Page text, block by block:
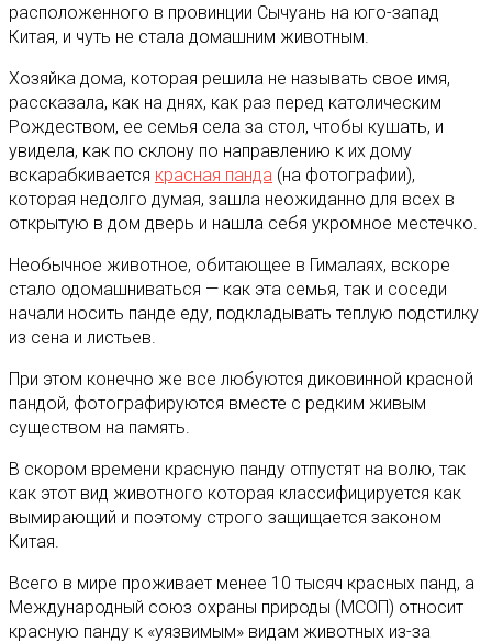
расположенного в провинции Сычуань на юго-запад
Китая, и чуть не стала домашним животным.
Хозяйка дома, которая решила не называть свое имя,
рассказала, как на днях, как раз перед католическим
Рождеством, ее семья села за стол, чтобы кушать, и
увидела, как по склону по направлению к их дому
вскарабкивается красная панда (на фотографии),
которая недолго думая, зашла неожиданно для всех в
открытую в дом дверь и нашла себя укромное местечко.
Необычное животное, обитающее в Гималаях, вскоре
стало одомашниваться — как эта семья, так и соседи
начали носить панде еду, подкладывать теплую подстилку
из сена и листьев.
При этом конечно же все любуются диковинной красной
пандой, фотографируются вместе с редким живым
существом на память.
В скором времени красную панду отпустят на волю, так
как этот вид животного которая классифицируется как
вымирающий и поэтому строго защищается законом
Китая.
Всего в мире проживает менее 10 тысяч красных панд, а
Международный союз охраны природы (МСОП) относит
красную панду к «уязвимым» видам животных из-за